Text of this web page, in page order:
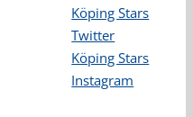
Köping Stars
Twitter
Köping Stars
Instagram